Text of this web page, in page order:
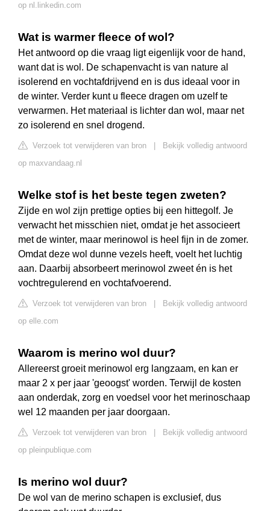
op nl.linkedin.com
Wat is warmer fleece of wol?
Het antwoord op die vraag ligt eigenlijk voor de hand,
want dat is wol. De schapenvacht is van nature al
isolerend en vochtafdrijvend en is dus ideaal voor in
de winter. Verder kunt u fleece dragen om uzelf te
verwarmen. Het materiaal is lichter dan wol, maar net
zo isolerend en snel drogend.
Verzoek tot verwijderen van bron
Bekijk volledig antwoord
op maxvandaag.nl
Welke stof is het beste tegen zweten?
Zijde en wol zijn prettige opties bij een hittegolf. Je
verwacht het misschien niet, omdat je het associeert
met de winter, maar merinowol is heel fijn in de zomer.
Omdat deze wol dunne vezels heeft, voelt het luchtig
aan. Daarbij absorbeert merinowol zweet én is het
vochtregulerend en vochtafvoerend.
Verzoek tot verwijderen van bron
Bekijk volledig antwoord
op elle.com
Waarom is merino wol duur?
Allereerst groeit merinowol erg langzaam, en kan er
maar 2 x per jaar 'geoogst' worden. Terwijl de kosten
aan onderdak, zorg en voedsel voor het merinoschaap
wel 12 maanden per jaar doorgaan.
Verzoek tot verwijderen van bron
Bekijk volledig antwoord
op pleinpublique.com
Is merino wol duur?
De wol van de merino schapen is exclusief, dus